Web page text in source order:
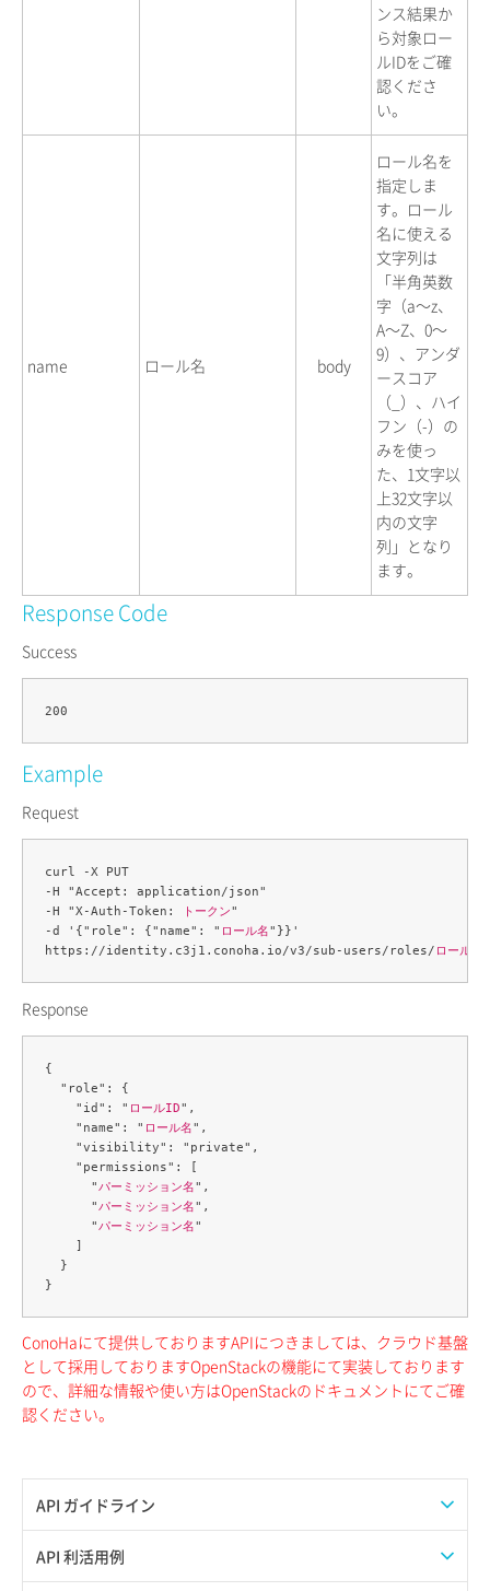
API ガイドライン
APIのご利用について
API 利活用例
ンス結果か
ら対象ロー
ルIDをご確
認くださ
い。
name ロール名 body
ロール名を
指定しま
す。ロール
名に使える
文字列は
「半角英数
字（a〜z、
A〜Z、0〜
9）、アンダ
ースコア
（_）、ハイ
フン（-）の
みを使っ
た、1文字以
上32文字以
内の文字
列」となり
ます。
Response Code
Success
Example
Request
curl -X PUT
-H "Accept: application/json"
-H "X-Auth-Token:
トークン"
-d '{"role": {"name": " ロール名"}}'
https://identity.c3j1.conoha.io/v3/sub-users/roles/ ロールID
Response
{
  "role": {
    "id": "
ロールID",
    "name": "
ロール名",
    "visibility": "private",
    "permissions": [
      "
パーミッション名",
      "
パーミッション名",
      "
パーミッション名"
    ]
  }
ConoHaにて提供しておりますAPIにつきましては、クラウド基盤
として採用しておりますOpenStackの機能にて実装しております
ので、詳細な情報や使い方はOpenStackのドキュメントにてご確
認ください。